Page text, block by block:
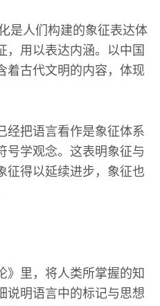
是人们构建的象征表达体
，用以表达内涵。以中国
着古代文明的内容，体现
经把语言看作是象征体系
号学观念。这表明象征与
征得以延续进步，象征也
》里，将人类所掌握的知
说明语言中的标记与思想